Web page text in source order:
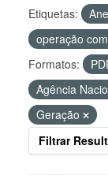
Etiquetas:
operação
Formatos:
Agência
Geração
Filtrar